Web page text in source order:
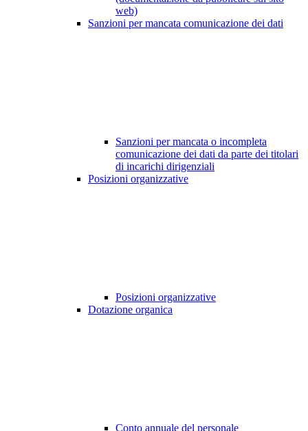
web)
Sanzioni per mancata comunicazione dei dati
Sanzioni per mancata o incompleta
comunicazione dei dati da parte dei titolari
di incarichi dirigenziali
Posizioni organizzative
Posizioni organizzative
Dotazione organica
Conto annuale del personale